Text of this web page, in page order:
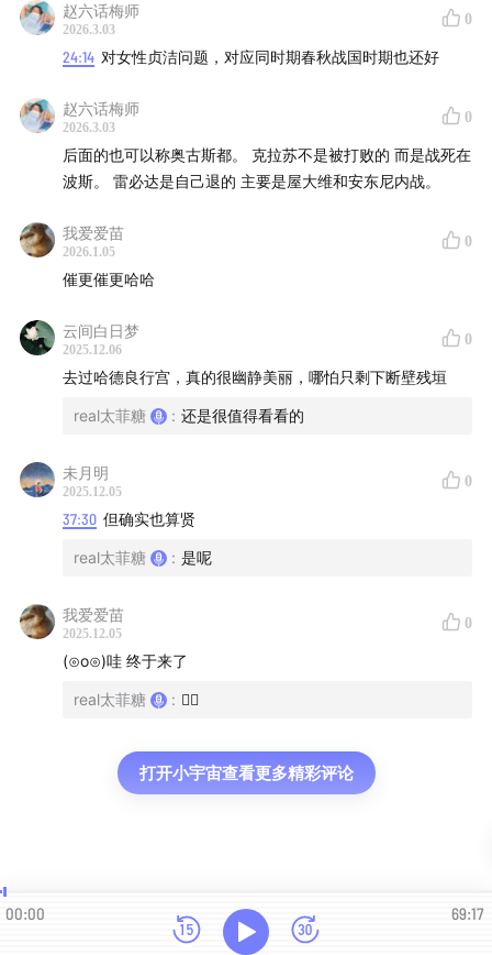
21:08 利维娅皇后：让前夫之子成为屋大的维继承人
2. 弗拉维王朝
24:52 韦斯巴芗：名字同厕所联系在一起的“征税皇帝”
3. 安东尼王朝
28:51 涅尔瓦：开启五贤帝时期
图拉真：文治武功的最佳元首
33:53 哈德良：旅行家、建筑师、希腊文化推崇者
安东尼·庇护和大福斯蒂娜皇后
《沉思录》
康茂德：斗兽场上的荒唐皇帝
51:11 塞普蒂米乌斯·塞维鲁：来自非洲的罗马皇帝
——生活的盛宴——
1:02:02 罗马公民身份的获取
赵六话梅师
2026.3.03
0
24:14 对女性贞洁问题，对应同时期春秋战国时期也还好
赵六话梅师
2026.3.03
0
后面的也可以称奥古斯都。 克拉苏不是被打败的 而是战死在
波斯。 雷必达是自己退的 主要是屋大维和安东尼内战。
我爱爱苗
2026.1.05
0
催更催更哈哈
云间白日梦
2025.12.06
0
去过哈德良行宫，真的很幽静美丽，哪怕只剩下断壁残垣
real太菲糖 : 还是很值得看看的
未月明
2025.12.05
0
37:30 但确实也算贤
real太菲糖 : 是呢
我爱爱苗
2025.12.05
0
(⊙o⊙)哇 终于来了
real太菲糖 : 👍🏻
打开小宇宙查看更多精彩评论
00:00 69:17